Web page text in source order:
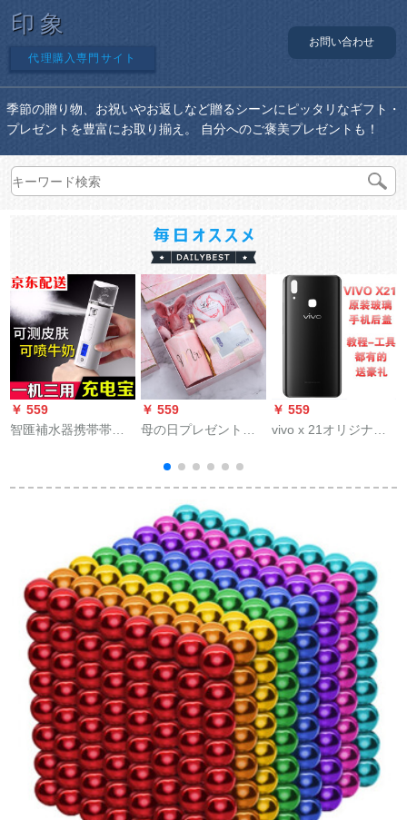
印象
代理購入専門サイト
お問い合わせ
季節の贈り物、お祝いやお返しなど贈るシーンにピッタリなギフト・
プレゼントを豊富にお取り揃え。 自分へのご褒美プレゼントも！
￥ 559
智匯補水器携帯帯水
セト女子学生は彼女
プレゼーゼの白い肌
テュート。
￥ 559
母の日プレゼント诞
ゼントプレゼントプ
レゼントプレゼント
プレゼントプレゼン
トプレゼントプレゼ
ントプレゼントプレ
ゼントプレゼントプ
レゼントプレゼント
プレゼントプレゼン
トプレゼントプレゼ
ントプレゼントプレ
ゼントプレゼントプ
レゼントプレゼント
プレゼントプレゼン
トプレゼントプレゼ
ント女性お土産カス
テラ結婚式お土産箱
INSスタイルのお嫁さ
んお嬢様のお嬢様の
￥ 559
vivo x 21オリジナの
後、バーテリーカバ
話の裏面カバの代わ
に適用されます。